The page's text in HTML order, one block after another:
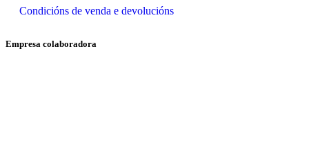
Condicións de venda e devolucións
Empresa colaboradora